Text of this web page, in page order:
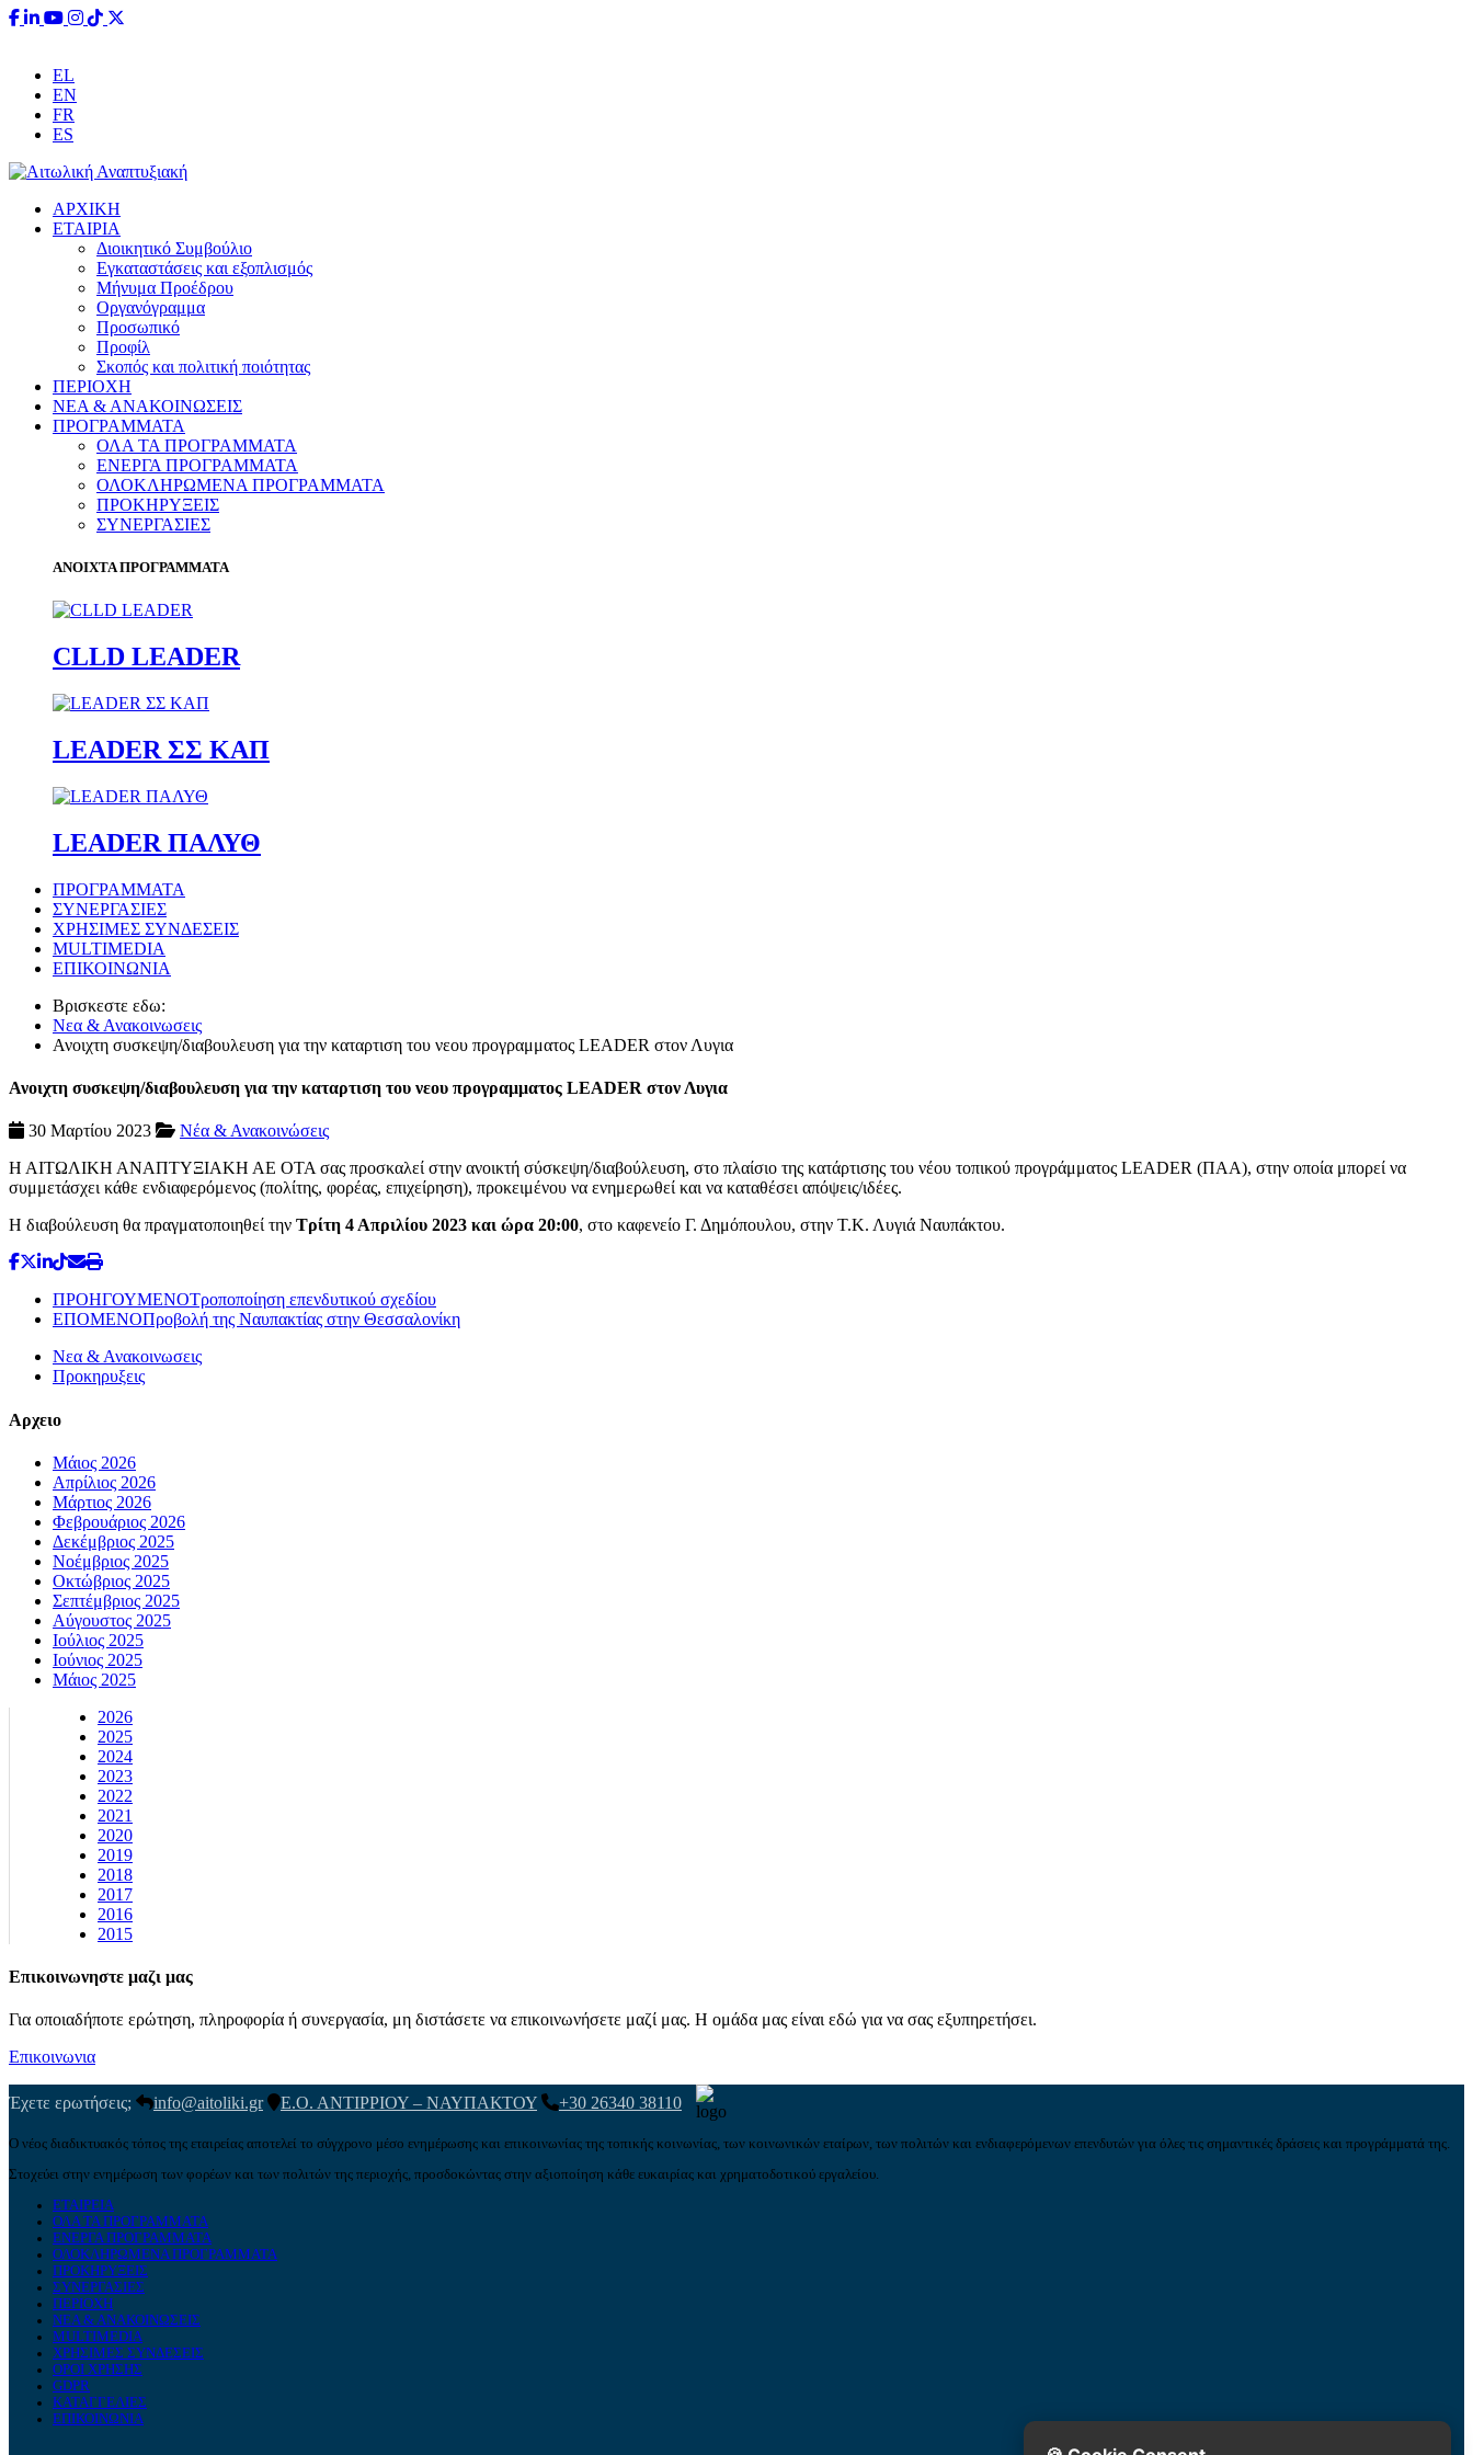
EL
EN
FR
ES
ΑΡΧΙΚΗ
ΕΤΑΙΡΙΑ
Διοικητικό Συμβούλιο
Εγκαταστάσεις και εξοπλισμός
Μήνυμα Προέδρου
Οργανόγραμμα
Προσωπικό
Προφίλ
Σκοπός και πολιτική ποιότητας
ΠΕΡΙΟΧΗ
ΝΕΑ & ΑΝΑΚΟΙΝΩΣΕΙΣ
ΠΡΟΓΡΑΜΜΑΤΑ
ΟΛΑ ΤΑ ΠΡΟΓΡΑΜΜΑΤΑ
ΕΝΕΡΓΑ ΠΡΟΓΡΑΜΜΑΤΑ
ΟΛΟΚΛΗΡΩΜΕΝΑ ΠΡΟΓΡΑΜΜΑΤΑ
ΠΡΟΚΗΡΥΞΕΙΣ
ΣΥΝΕΡΓΑΣΙΕΣ
ΑΝΟΙΧΤΑ ΠΡΟΓΡΑΜΜΑΤΑ
CLLD LEADER
LEADER ΣΣ ΚΑΠ
LEADER ΠΑΛΥΘ
ΠΡΟΓΡΑΜΜΑΤΑ
ΣΥΝΕΡΓΑΣΙΕΣ
ΧΡΗΣΙΜΕΣ ΣΥΝΔΕΣΕΙΣ
MULTIMEDIA
ΕΠΙΚΟΙΝΩΝΙΑ
Βρισκεστε εδω:
Νεα & Ανακοινωσεις
Ανοιχτη συσκεψη/διαβουλευση για την καταρτιση του νεου προγραμματος LEADER στον Λυγια
Ανοιχτη συσκεψη/διαβουλευση για την καταρτιση του νεου προγραμματος LEADER στον Λυγια
30 Μαρτίου 2023
Νέα & Ανακοινώσεις
Η ΑΙΤΩΛΙΚΗ ΑΝΑΠΤΥΞΙΑΚΗ ΑΕ ΟΤΑ σας προσκαλεί στην ανοικτή σύσκεψη/διαβούλευση, στο πλαίσιο της κατάρτισης του νέου τοπικού προγράμματος LEADER (ΠΑΑ), στην οποία μπορεί να
συμμετάσχει κάθε ενδιαφερόμενος (πολίτης, φορέας, επιχείρηση), προκειμένου να ενημερωθεί και να καταθέσει απόψεις/ιδέες.
Η διαβούλευση θα πραγματοποιηθεί την Τρίτη 4 Απριλίου 2023 και ώρα 20:00, στο καφενείο Γ. Δημόπουλου, στην Τ.Κ. Λυγιά Ναυπάκτου.
ΠΡΟΗΓΟΥΜΕΝΟΤροποποίηση επενδυτικού σχεδίου
ΕΠΟΜΕΝΟΠροβολή της Ναυπακτίας στην Θεσσαλονίκη
Νεα & Ανακοινωσεις
Προκηρυξεις
Αρχειο
Μάιος 2026
Απρίλιος 2026
Μάρτιος 2026
Φεβρουάριος 2026
Δεκέμβριος 2025
Νοέμβριος 2025
Οκτώβριος 2025
Σεπτέμβριος 2025
Αύγουστος 2025
Ιούλιος 2025
Ιούνιος 2025
Μάιος 2025
2026
2025
2024
2023
2022
2021
2020
2019
2018
2017
2016
2015
Επικοινωνηστε μαζι μας
Για οποιαδήποτε ερώτηση, πληροφορία ή συνεργασία, μη διστάσετε να επικοινωνήσετε μαζί μας. Η ομάδα μας είναι εδώ για να σας εξυπηρετήσει.
Επικοινωνια
Έχετε ερωτήσεις; info@aitoliki.gr Ε.Ο. ΑΝΤΙΡΡΙΟΥ – ΝΑΥΠΑΚΤΟΥ +30 26340 38110
Ο νέος διαδικτυακός τόπος της εταιρείας αποτελεί το σύγχρονο μέσο ενημέρωσης και επικοινωνίας της τοπικής κοινωνίας, των κοινωνικών εταίρων, των πολιτών και ενδιαφερόμενων επενδυτών για όλες τις σημαντικές δράσεις και προγράμματά της.
Στοχεύει στην ενημέρωση των φορέων και των πολιτών της περιοχής, προσδοκώντας στην αξιοποίηση κάθε ευκαιρίας και χρηματοδοτικού εργαλείου.
ΕΤΑΙΡΕΙΑ
ΟΛΑ ΤΑ ΠΡΟΓΡΑΜΜΑΤΑ
ΕΝΕΡΓΑ ΠΡΟΓΡΑΜΜΑΤΑ
ΟΛΟΚΛΗΡΩΜΕΝΑ ΠΡΟΓΡΑΜΜΑΤΑ
ΠΡΟΚΗΡΥΞΕΙΣ
ΣΥΝΕΡΓΑΣΙΕΣ
ΠΕΡΙΟΧΗ
ΝΕΑ & ΑΝΑΚΟΙΝΩΣΕΙΣ
MULTIMEDIA
ΧΡΗΣΙΜΕΣ ΣΥΝΔΕΣΕΙΣ
ΟΡΟΙ ΧΡΗΣΗΣ
GDPR
ΚΑΤΑΓΓΕΛΙΕΣ
ΕΠΙΚΟΙΝΩΝΙΑ